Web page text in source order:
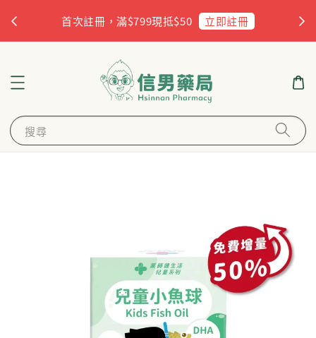
首次註冊，滿$799現抵$50 立即註冊
搜尋